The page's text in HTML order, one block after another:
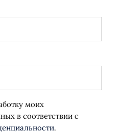
моих
в соответствии с
.